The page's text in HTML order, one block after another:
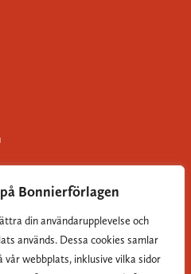
Bonnierförlagen
din användarupplevelse och
används. Dessa cookies samlar
webbplats, inklusive vilka sidor